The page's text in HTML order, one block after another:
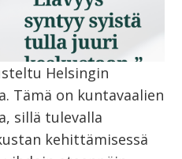
Helsingin
Tämä on kuntavaalien
sillä tulevalla
kehittämisessä